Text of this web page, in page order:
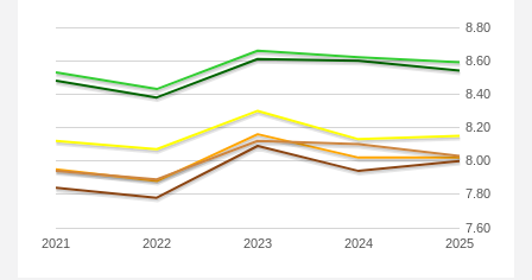
2021 2022 2023 2024 2025
7.60
7.80
8.00
8.20
8.40
8.60
8.80